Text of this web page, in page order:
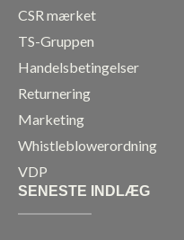
CSR mærket
TS-Gruppen
Handelsbetingelser
Returnering
Marketing
Whistleblowerordning
VDP
SENESTE INDLÆG